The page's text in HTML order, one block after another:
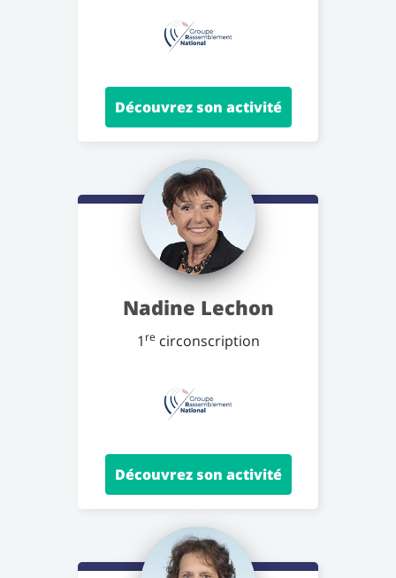
Découvrez son activité
Nadine Lechon
1 re circonscription
Découvrez son activité